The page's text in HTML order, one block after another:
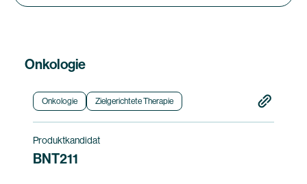
Onkologie
Onkologie Zielgerichtete Therapie
Produktkandidat
BNT211